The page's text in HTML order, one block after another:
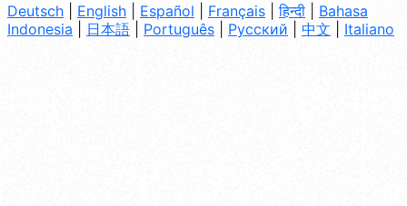
Deutsch
English Español Français |हिन्दी
Bahasa
Indonesia
日本語 Português Русский 中文 Italiano